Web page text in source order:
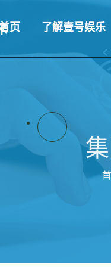
页 了解壹号娱乐